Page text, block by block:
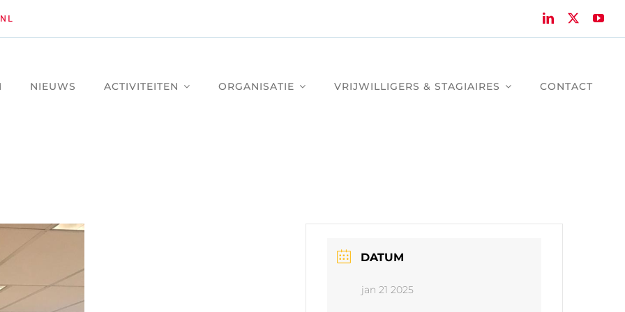
NIEUWS ACTIVITEITEN ORGANISATIE VRIJWILLIGERS & STAGIAIRES CONTACT
DATUM
jan 21 2025